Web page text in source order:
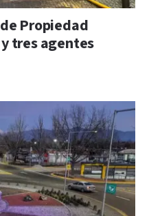
Propiedad
tres agentes